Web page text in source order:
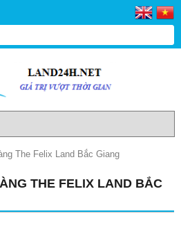
The Felix Land Bắc Giang
THE FELIX LAND BẮC